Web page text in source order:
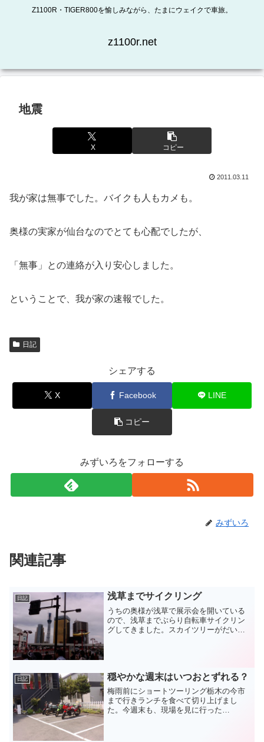
Z1100R・TIGER800を愉しみながら、たまにウェイクで車旅。
z1100r.net
地震
X コピー
2011.03.11
我が家は無事でした。バイクも人もカメも。
奥様の実家が仙台なのでとても心配でしたが、
「無事」との連絡が入り安心しました。
ということで、我が家の速報でした。
日記
シェアする
X Facebook LINE
コピー
みずいろをフォローする
みずいろ
関連記事
日記 浅草までサイクリング
うちの奥様が浅草で展示会を開いている
ので、浅草までぶらり自転車サイクリン
グしてきました。スカイツリーがだいぶ
日記 穏やかな週末はいつおとずれる？
梅雨前にショートツーリング栃木の今市
まで行きランチを食べて切り上げまし
た。今週末も、現場を見に行った